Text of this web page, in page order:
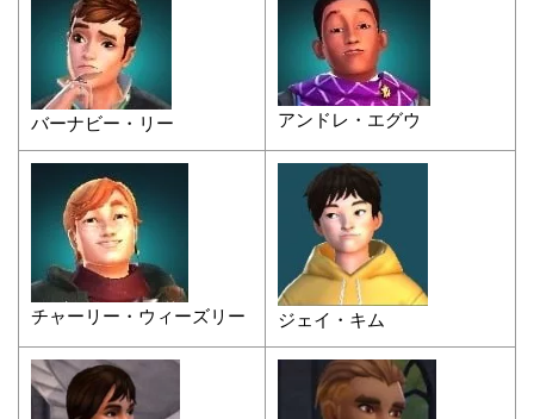
バーナビー・リー アンドレ・エグウ
チャーリー・ウィーズリー ジェイ・キム